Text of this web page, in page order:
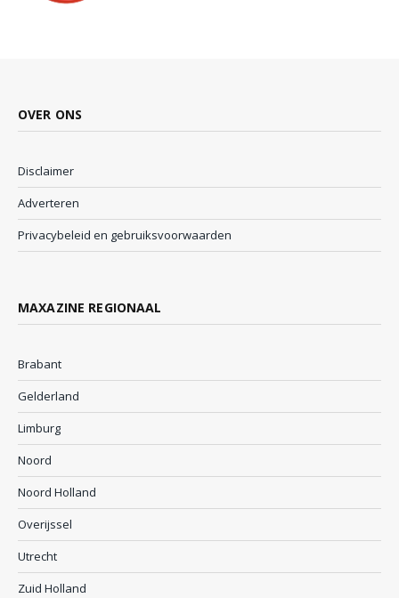
OVER ONS
Disclaimer
Adverteren
Privacybeleid en gebruiksvoorwaarden
MAXAZINE REGIONAAL
Brabant
Gelderland
Limburg
Noord
Noord Holland
Overijssel
Utrecht
Zuid Holland